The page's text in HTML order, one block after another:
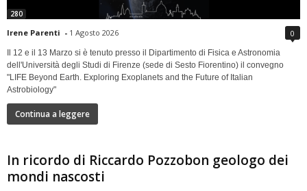
280
Irene Parenti - 1 Agosto 2026 0
Il 12 e il 13 Marzo si è tenuto presso il Dipartimento di Fisica e Astronomia
dell'Università degli Studi di Firenze (sede di Sesto Fiorentino) il convegno
"LIFE Beyond Earth. Exploring Exoplanets and the Future of Italian
Astrobiology"
Continua a leggere
In ricordo di Riccardo Pozzobon geologo dei
mondi nascosti